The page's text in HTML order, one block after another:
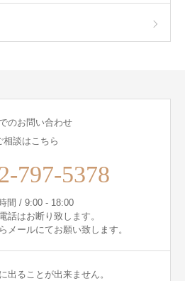
のお問い合わせ
相談はこちら
797-5378
間 / 9:00 - 18:00
話はお断り致します。
メールにてお願い致します。
出ることが出来ません。